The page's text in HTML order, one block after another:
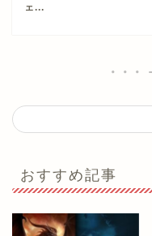
ェ...
おすすめ記事